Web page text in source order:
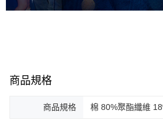
商品規格
商品規格 棉 80%聚酯纖維